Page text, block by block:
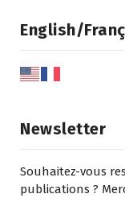
English/
Newsletter
Souhaitez-vous
publications ?